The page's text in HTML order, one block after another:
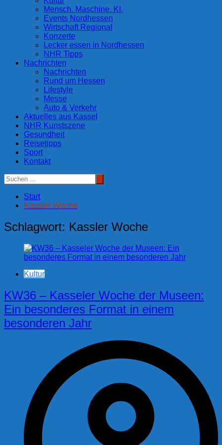
Mensch. Maschine. KI.
Events Nordhessen
Wirtschaft Regional
Konzerte
Lecker essen in Nordhessen
NHR Tipps
Nachrichten
Nachrichten
Rund um Hessen
Lifestyle
Messe
Auto & Verkehr
Aktuelles aus Kassel
NHR Kunstszene
Gesundheit
Reisetipps
Sport
Kontakt
Start
Kassler Woche
Schlagwort: Kassler Woche
Kultur
KW36 – Kasseler Woche der Museen:
Ein besonderes Format in einem
besonderen Jahr